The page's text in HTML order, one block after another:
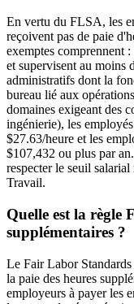
En vertu du FLSA, les
reçoivent pas de paie
exemptes comprennent
et supervisent au moins
administratifs dont la
bureau lié aux
domaines exigeant des
ingénierie), les
$27.63/heure et les
$107,432 ou plus par
respecter le seuil
Travail.
Quelle est la règle
supplémentaires ?
Le Fair Labor
la paie des heures
employeurs à payer les